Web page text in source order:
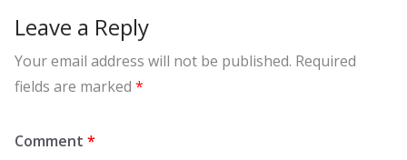
Leave a Reply
Your email address will not be published. Required
fields are marked *
Comment *